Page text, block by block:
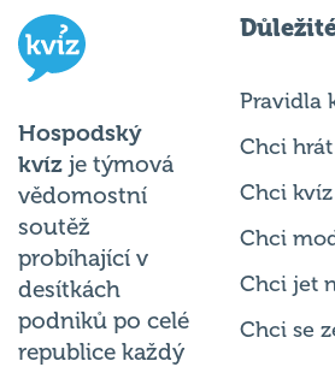
Hospodský
kvíz je týmová
vědomostní
soutěž
probíhající v
desítkách
podniků po celé
republice každý
Pravidla
Chci hrát
Chci
Chci
Chci jet
Chci se